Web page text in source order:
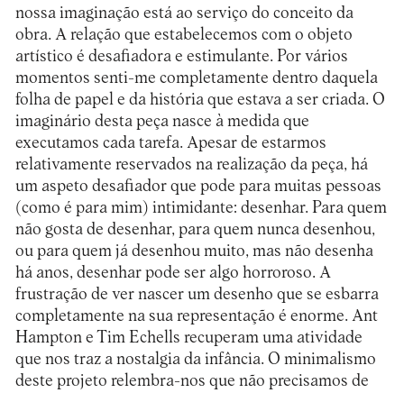
nossa imaginação está ao serviço do conceito da
obra. A relação que estabelecemos com o objeto
artístico é desafiadora e estimulante. Por vários
momentos senti-me completamente dentro daquela
folha de papel e da história que estava a ser criada. O
imaginário desta peça nasce à medida que
executamos cada tarefa. Apesar de estarmos
relativamente reservados na realização da peça, há
um aspeto desafiador que pode para muitas pessoas
(como é para mim) intimidante: desenhar. Para quem
não gosta de desenhar, para quem nunca desenhou,
ou para quem já desenhou muito, mas não desenha
há anos, desenhar pode ser algo horroroso. A
frustração de ver nascer um desenho que se esbarra
completamente na sua representação é enorme. Ant
Hampton e Tim Echells recuperam uma atividade
que nos traz a nostalgia da infância. O minimalismo
deste projeto relembra-nos que não precisamos de